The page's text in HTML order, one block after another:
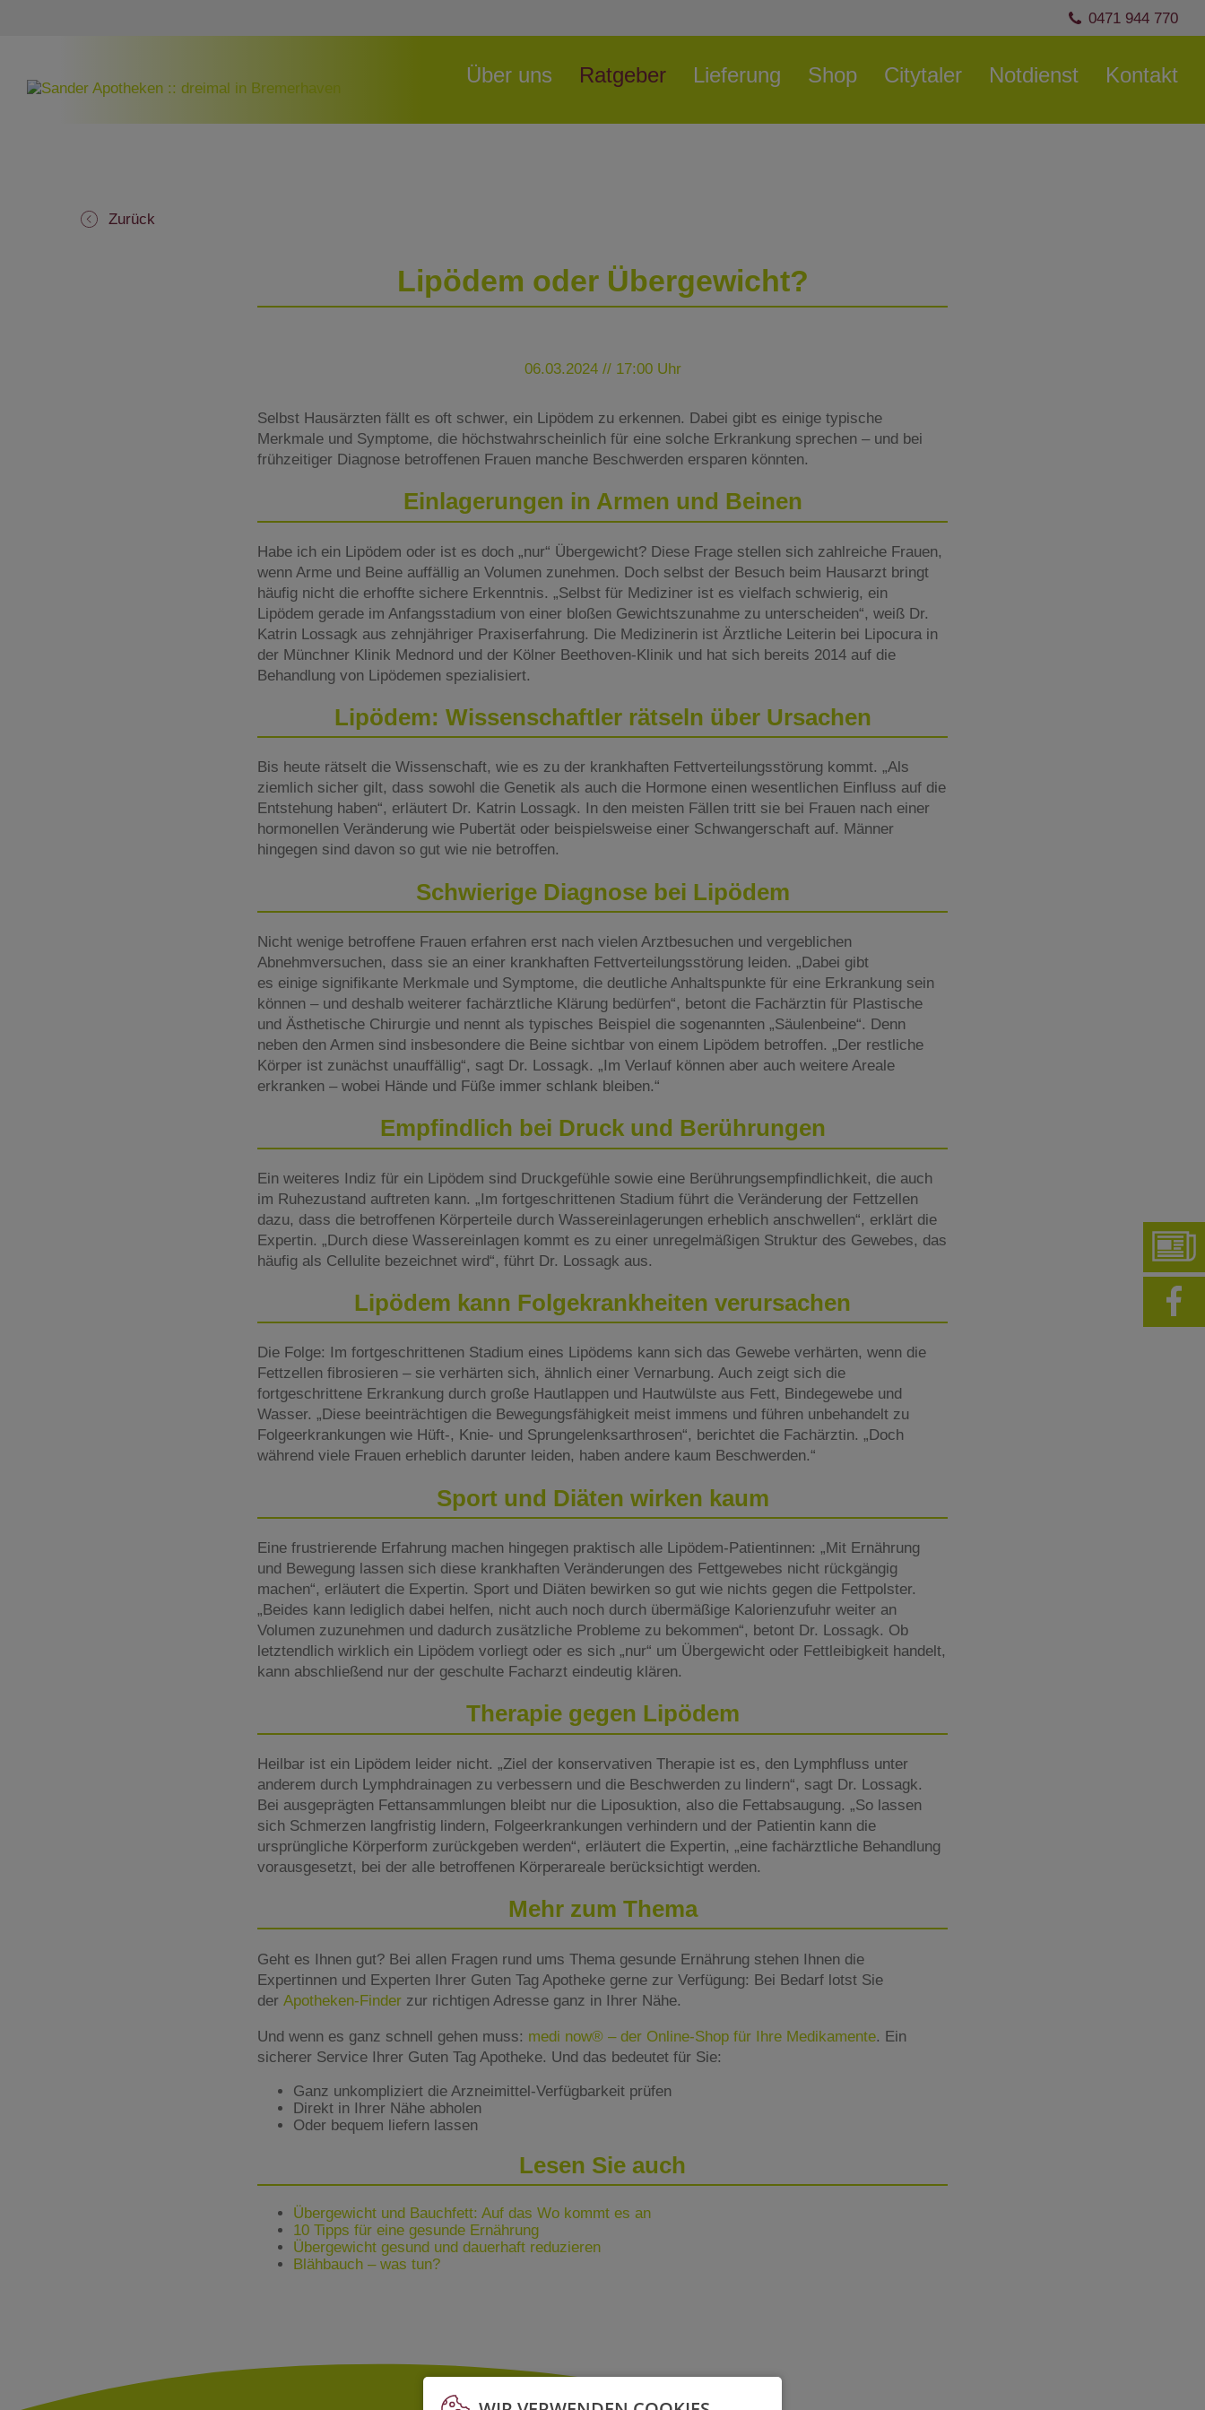
0471 944 770
Navigation
überspringen
Über uns Ratgeber Lieferung Shop Citytaler Notdienst Kontakt
Zurück
Lipödem oder Übergewicht?
06.03.2024 // 17:00 Uhr
Selbst Hausärzten fällt es oft schwer, ein Lipödem zu erkennen. Dabei gibt es einige typische
Merkmale und Symptome, die höchstwahrscheinlich für eine solche Erkrankung sprechen – und bei
frühzeitiger Diagnose betroffenen Frauen manche Beschwerden ersparen könnten.
Einlagerungen in Armen und Beinen
Habe ich ein Lipödem oder ist es doch „nur“ Übergewicht? Diese Frage stellen sich zahlreiche Frauen,
wenn Arme und Beine auffällig an Volumen zunehmen. Doch selbst der Besuch beim Hausarzt bringt
häufig nicht die erhoffte sichere Erkenntnis. „Selbst für Mediziner ist es vielfach schwierig, ein
Lipödem gerade im Anfangsstadium von einer bloßen Gewichtszunahme zu unterscheiden“, weiß Dr.
Katrin Lossagk aus zehnjähriger Praxiserfahrung. Die Medizinerin ist Ärztliche Leiterin bei Lipocura in
der Münchner Klinik Mednord und der Kölner Beethoven-Klinik und hat sich bereits 2014 auf die
Behandlung von Lipödemen spezialisiert.
Lipödem: Wissenschaftler rätseln über Ursachen
Bis heute rätselt die Wissenschaft, wie es zu der krankhaften Fettverteilungsstörung kommt. „Als
ziemlich sicher gilt, dass sowohl die Genetik als auch die Hormone einen wesentlichen Einfluss auf die
Entstehung haben“, erläutert Dr. Katrin Lossagk. In den meisten Fällen tritt sie bei Frauen nach einer
hormonellen Veränderung wie Pubertät oder beispielsweise einer Schwangerschaft auf. Männer
hingegen sind davon so gut wie nie betroffen.
Schwierige Diagnose bei Lipödem
Nicht wenige betroffene Frauen erfahren erst nach vielen Arztbesuchen und vergeblichen
Abnehmversuchen, dass sie an einer krankhaften Fettverteilungsstörung leiden. „Dabei gibt
es einige signifikante Merkmale und Symptome, die deutliche Anhaltspunkte für eine Erkrankung sein
können – und deshalb weiterer fachärztliche Klärung bedürfen“, betont die Fachärztin für Plastische
und Ästhetische Chirurgie und nennt als typisches Beispiel die sogenannten „Säulenbeine“. Denn
neben den Armen sind insbesondere die Beine sichtbar von einem Lipödem betroffen. „Der restliche
Körper ist zunächst unauffällig“, sagt Dr. Lossagk. „Im Verlauf können aber auch weitere Areale
erkranken – wobei Hände und Füße immer schlank bleiben.“
Empfindlich bei Druck und Berührungen
Ein weiteres Indiz für ein Lipödem sind Druckgefühle sowie eine Berührungsempfindlichkeit, die auch
im Ruhezustand auftreten kann. „Im fortgeschrittenen Stadium führt die Veränderung der Fettzellen
dazu, dass die betroffenen Körperteile durch Wassereinlagerungen erheblich anschwellen“, erklärt die
Expertin. „Durch diese Wassereinlagen kommt es zu einer unregelmäßigen Struktur des Gewebes, das
häufig als Cellulite bezeichnet wird“, führt Dr. Lossagk aus.
Lipödem kann Folgekrankheiten verursachen
Die Folge: Im fortgeschrittenen Stadium eines Lipödems kann sich das Gewebe verhärten, wenn die
Fettzellen fibrosieren – sie verhärten sich, ähnlich einer Vernarbung. Auch zeigt sich die
fortgeschrittene Erkrankung durch große Hautlappen und Hautwülste aus Fett, Bindegewebe und
Wasser. „Diese beeinträchtigen die Bewegungsfähigkeit meist immens und führen unbehandelt zu
Folgeerkrankungen wie Hüft-, Knie- und Sprungelenksarthrosen“, berichtet die Fachärztin. „Doch
während viele Frauen erheblich darunter leiden, haben andere kaum Beschwerden.“
Sport und Diäten wirken kaum
Eine frustrierende Erfahrung machen hingegen praktisch alle Lipödem-Patientinnen: „Mit Ernährung
und Bewegung lassen sich diese krankhaften Veränderungen des Fettgewebes nicht rückgängig
machen“, erläutert die Expertin. Sport und Diäten bewirken so gut wie nichts gegen die Fettpolster.
„Beides kann lediglich dabei helfen, nicht auch noch durch übermäßige Kalorienzufuhr weiter an
Volumen zuzunehmen und dadurch zusätzliche Probleme zu bekommen“, betont Dr. Lossagk. Ob
letztendlich wirklich ein Lipödem vorliegt oder es sich „nur“ um Übergewicht oder Fettleibigkeit handelt,
kann abschließend nur der geschulte Facharzt eindeutig klären.
Therapie gegen Lipödem
Heilbar ist ein Lipödem leider nicht. „Ziel der konservativen Therapie ist es, den Lymphfluss unter
anderem durch Lymphdrainagen zu verbessern und die Beschwerden zu lindern“, sagt Dr. Lossagk.
Bei ausgeprägten Fettansammlungen bleibt nur die Liposuktion, also die Fettabsaugung. „So lassen
sich Schmerzen langfristig lindern, Folgeerkrankungen verhindern und der Patientin kann die
ursprüngliche Körperform zurückgeben werden“, erläutert die Expertin, „eine fachärztliche Behandlung
vorausgesetzt, bei der alle betroffenen Körperareale berücksichtigt werden.
Mehr zum Thema
Geht es Ihnen gut? Bei allen Fragen rund ums Thema gesunde Ernährung stehen Ihnen die
Expertinnen und Experten Ihrer Guten Tag Apotheke gerne zur Verfügung: Bei Bedarf lotst Sie
der Apotheken-Finder zur richtigen Adresse ganz in Ihrer Nähe.
Und wenn es ganz schnell gehen muss: medi now® – der Online-Shop für Ihre Medikamente. Ein
sicherer Service Ihrer Guten Tag Apotheke. Und das bedeutet für Sie:
Ganz unkompliziert die Arzneimittel-Verfügbarkeit prüfen
Direkt in Ihrer Nähe abholen
Oder bequem liefern lassen
Lesen Sie auch
Übergewicht und Bauchfett: Auf das Wo kommt es an
10 Tipps für eine gesunde Ernährung
Übergewicht gesund und dauerhaft reduzieren
Blähbauch – was tun?